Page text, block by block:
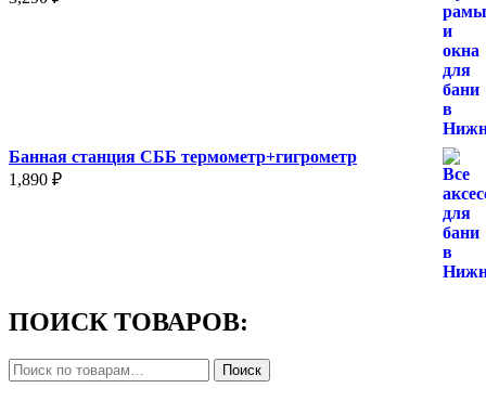
Банная станция СББ термометр+гигрометр
1,890 ₽
ПОИСК ТОВАРОВ:
Искать: Поиск